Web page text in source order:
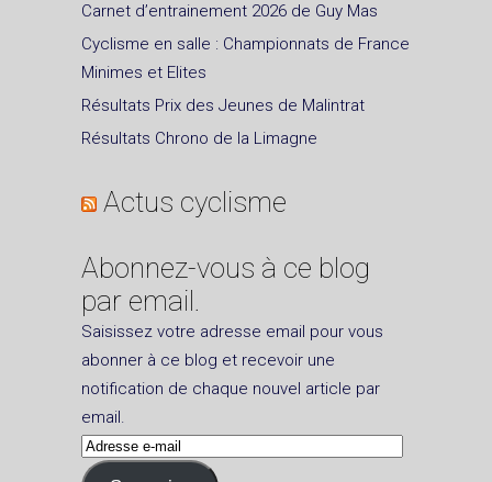
Carnet d’entrainement 2026 de Guy Mas
Cyclisme en salle : Championnats de France
Minimes et Elites
Résultats Prix des Jeunes de Malintrat
Résultats Chrono de la Limagne
Actus cyclisme
Abonnez-vous à ce blog
par email.
Saisissez votre adresse email pour vous
abonner à ce blog et recevoir une
notification de chaque nouvel article par
email.
Adresse
e-